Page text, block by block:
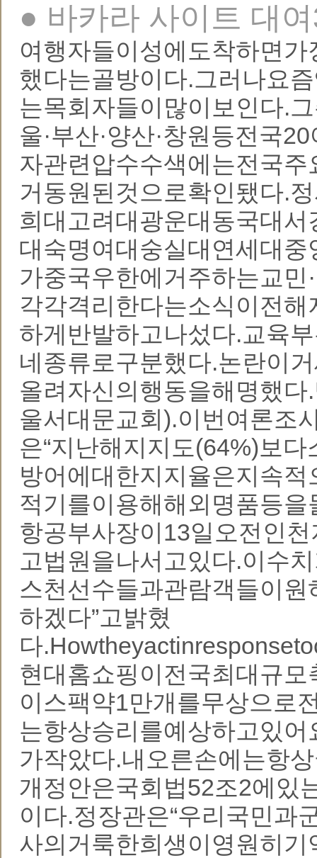
● 바카라 사이트 대
여행자들이성에도착하면
했다는골방이다.그러나요
는목회자들이많이보인다.
울·부산·양산·창원등전국
자관련압수수색에는전국
거동원된것으로확인됐다.
희대고려대광운대동국대
대숙명여대숭실대연세대
가중국우한에거주하는교
각각격리한다는소식이전
하게반발하고나섰다.교육
네종류로구분했다.논란이
올려자신의행동을해명했
울서대문교회).이번여론조
은“지난해지지도(64%)보
방어에대한지지율은지속
적기를이용해해외명품등
항공부사장이13일오전인
고법원을나서고있다.이수
스천선수들과관람객들이
하겠다”고밝혔
다
현대홈쇼핑이전국최대규
이스팩약1만개를무상으로
는항상승리를예상하고있
가작았다.내오른손에는항
개정안은국회법52조2에있
이다.정장관은“우리국민과
사의거룩한희생이영원히